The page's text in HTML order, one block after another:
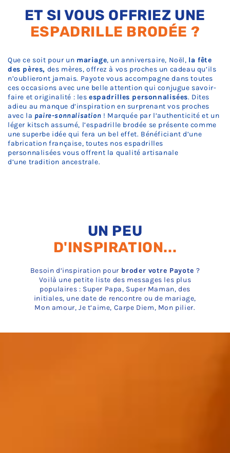
ET SI VOUS OFFRIEZ UNE
ESPADRILLE BRODÉE ?
Que ce soit pour un mariage, un anniversaire, Noël, la fête
des pères, des mères, offrez à vos proches un cadeau qu’ils
n’oublieront jamais. Payote vous accompagne dans toutes
ces occasions avec une belle attention qui conjugue savoir-
faire et originalité : lesespadrilles personnalisées. Dites
adieu au manque d’inspiration en surprenant vos proches
avec la paire-sonnalisation ! Marquée par l’authenticité et un
léger kitsch assumé, l’espadrille brodée se présente comme
une superbe idée qui fera un bel effet. Bénéficiant d’une
fabrication française, toutes nosespadrilles
personnalisées vous offrent la qualité artisanale
d’une tradition ancestrale.
UN PEU
D'INSPIRATION...
Besoin d’inspiration pour broder votre Payote ?
Voilà une petite liste des messages les plus
populaires : Super Papa, Super Maman, des
initiales, une date de rencontre ou de mariage,
Mon amour, Je t’aime, Carpe Diem, Mon pilier.